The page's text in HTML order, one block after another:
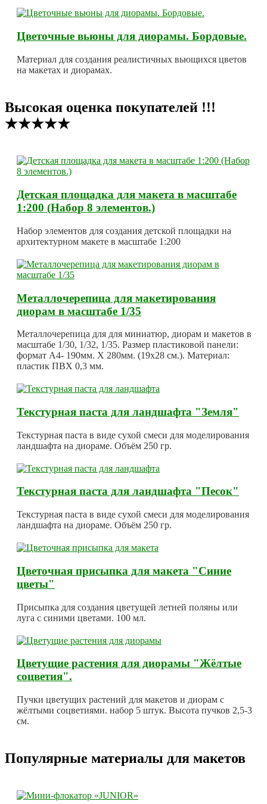
Цветочные вьюны для диорамы. Бордовые.
Материал для создания реалистичных вьющихся цветов
на макетах и диорамах.
Высокая оценка покупателей !!!
★★★★★
Детская площадка для макета в масштабе
1:200 (Набор 8 элементов.)
Набор элементов для создания детской площадки на
архитектурном макете в масштабе 1:200
Металлочерепица для макетирования
диорам в масштабе 1/35
Металлочерепица для для миниатюр, диорам и макетов в
масштабе 1/30, 1/32, 1/35. Размер пластиковой панели:
формат А4- 190мм. Х 280мм. (19х28 см.). Материал:
пластик ПВХ 0,3 мм.
Текстурная паста для ландшафта "Земля"
Текстурная паста в виде сухой смеси для моделирования
ландшафта на диораме. Объём 250 гр.
Текстурная паста для ландшафта "Песок"
Текстурная паста в виде сухой смеси для моделирования
ландшафта на диораме. Объём 250 гр.
Цветочная присыпка для макета "Синие
цветы"
Присыпка для создания цветущей летней поляны или
луга с синими цветами. 100 мл.
Цветущие растения для диорамы "Жёлтые
соцветия".
Пучки цветущих растений для макетов и диорам с
жёлтыми соцветиями. набор 5 штук. Высота пучков 2,5-3
см.
Популярные материалы для макетов